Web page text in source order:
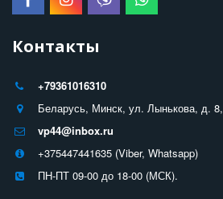
Контакты
+79361016310
Беларусь, Минск, ул. Лынькова, д. 8,
vp44@inbox.ru
+375447441635 (Viber, Whatsapp)
ПН-ПТ 09-00 до 18-00 (МСК).